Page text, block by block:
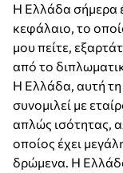
Η Ελλάδα σήμερα
κεφάλαιο, το
μου πείτε,
από το
Η Ελλάδα, αυτή τη
συνομιλεί με
απλώς ισότητας,
οποίος έχει
δρώμενα. Η